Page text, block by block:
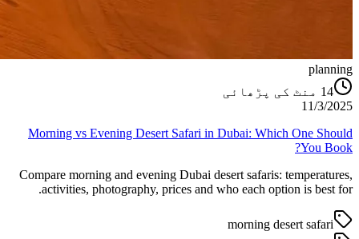
planning
14 منٹ کی پڑھائی
11/3/2025
Morning vs Evening Desert Safari in Dubai: Which One Should
You Book?
Compare morning and evening Dubai desert safaris: temperatures,
activities, photography, prices and who each option is best for.
morning desert safari